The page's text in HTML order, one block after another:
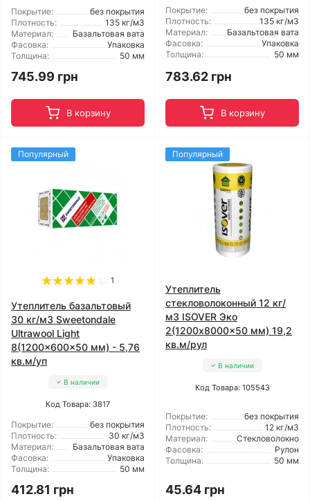
Покрытие:
без покрытия
Плотность:
135 кг/м3
Материал:
Базальтовая вата
Фасовка:
Упаковка
Толщина:
50 мм
745.99 грн
В корзину
Покрытие:
без покрытия
Плотность:
135 кг/м3
Материал:
Базальтовая вата
Фасовка:
Упаковка
Толщина:
50 мм
783.62 грн
В корзину
Популярный
1
Утеплитель базальтовый
30 кг/м3 Sweetondale
Ultrawool Light
8(1200x600x50 мм) - 5,76
кв.м/уп
В наличии
Код Товара: 3817
Покрытие:
без покрытия
Плотность:
30 кг/м3
Материал:
Базальтовая вата
Фасовка:
Упаковка
Толщина:
50 мм
412.81 грн
Популярный
Утеплитель
стекловолоконный 12 кг/
м3 ISOVER Эко
2(1200x8000x50 мм) 19,2
кв.м/рул
В наличии
Код Товара: 105543
Покрытие:
без покрытия
Плотность:
12 кг/м3
Материал:
Стекловолокно
Фасовка:
Рулон
Толщина:
50 мм
45.64 грн